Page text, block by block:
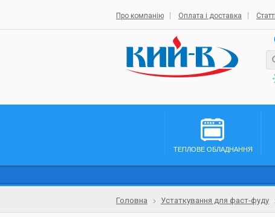
Про компанію Оплата і доставка Статті
ТЕПЛОВЕ ОБЛАДНАННЯ
Головна Устаткування для фаст-фуду